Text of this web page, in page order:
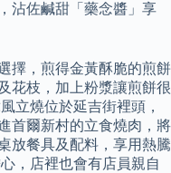
沾佐鹹甜「藥念醬」享
擇，煎得金黃酥脆的煎餅
花枝，加上粉漿讓煎餅很
立燒位於延吉街裡頭，
首爾新村的立食燒肉，將
放餐具及配料，享用熱騰
，店裡也會有店員親自